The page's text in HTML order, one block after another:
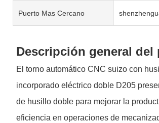
Puerto Mas Cercano
Descripción general del
El torno automático CNC suizo con
incorporado eléctrico doble D205
de husillo doble para mejorar la
eficiencia en operaciones de